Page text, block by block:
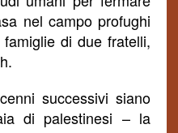
nel campo profughi
di due fratelli,
successivi siano
di palestinesi – la